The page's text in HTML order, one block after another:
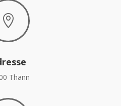

Thann